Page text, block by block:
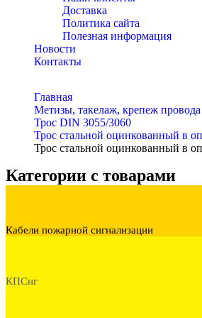
Доставка
Политика сайта
Полезная информация
Новости
Контакты
Главная
Метизы, такелаж, крепеж провода
Трос DIN 3055/3060
Трос стальной оцинкованный в
Трос стальной оцинкованный в
Категории с товарами
Кабели пожарной сигнализации
КПСнг